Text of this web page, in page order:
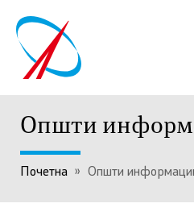
Општи
Почетна » Општи